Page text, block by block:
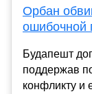
Орбан
ошибочной
Будапешт
поддержав
конфликту и